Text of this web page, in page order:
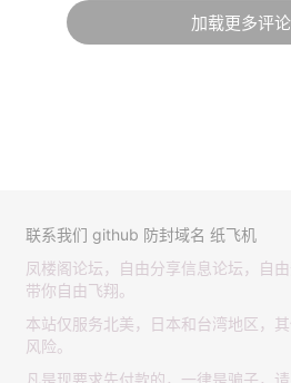
加载更多评论
联系我们 github 防封域名 纸飞机
凤楼阁论坛，自由分享信息论坛，自
带你自由飞翔。
本站仅服务北美，日本和台湾地区，
风险。
凡是现要求先付款的，一律是骗子，请